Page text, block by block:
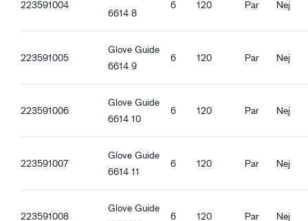
223591004
6614 8
6 120 Par Nej
223591005
Glove Guide
6614 9
6 120 Par Nej
223591006
Glove Guide
6614 10
6 120 Par Nej
223591007
Glove Guide
6614 11
6 120 Par Nej
223591008
Glove Guide
6 120 Par Nej